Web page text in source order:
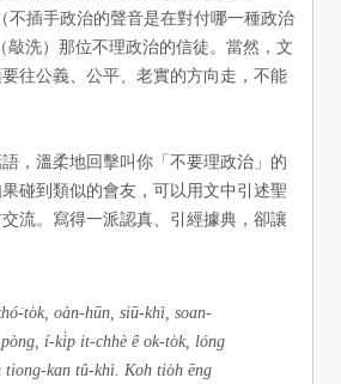
不插手政治的聲音是在對付哪一種政治
敲洗）那位不理政治的信徒。當然，文
往公義、公平、老實的方向走，不能
，溫柔地回擊叫你「不要理政治」的
碰到類似的會友，可以用文中引述聖
流。寫得一派認真、引經據典，卻讓
to̍k, oàn-hūn, siū-khì, soan-
í-ki̍p it-chhè ê ok-to̍k, lóng
kan tû-khì. Koh tio̍h ēng